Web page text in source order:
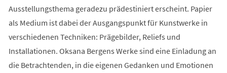
Ausstellungsthema geradezu prädestiniert erscheint. Papier
als Medium ist dabei der Ausgangspunkt für Kunstwerke in
verschiedenen Techniken: Prägebilder, Reliefs und
Installationen. Oksana Bergens Werke sind eine Einladung an
die Betrachtenden, in die eigenen Gedanken und Emotionen